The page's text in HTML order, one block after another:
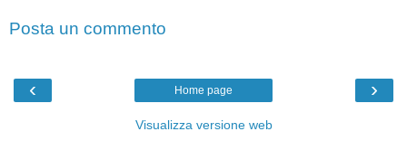
Posta un commento
‹ ›
Home page
Visualizza versione web